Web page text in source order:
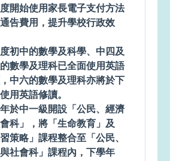
開始使用家長電子支付方法
告費用，提升學校行政效
初中的數學及科學、中四及
數學及理科已全面使用英語
中六的數學及理科亦將於下
用英語修讀。
於中一級開設「公民、經濟
科」，將「生命教育」及
習策略」課程整合至「公民、
社會科」課程內，下學年